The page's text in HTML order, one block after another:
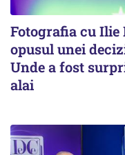
Fotografia cu Ilie
opusul unei
Unde a fost
alai